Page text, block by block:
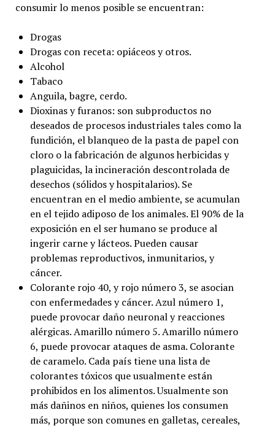
consumir lo menos posible se encuentran:
Drogas
Drogas con receta: opiáceos y otros.
Alcohol
Tabaco
Anguila, bagre, cerdo.
Dioxinas y furanos: son subproductos no
deseados de procesos industriales tales como la
fundición, el blanqueo de la pasta de papel con
cloro o la fabricación de algunos herbicidas y
plaguicidas, la incineración descontrolada de
desechos (sólidos y hospitalarios). Se
encuentran en el medio ambiente, se acumulan
en el tejido adiposo de los animales. El 90% de la
exposición en el ser humano se produce al
ingerir carne y lácteos. Pueden causar
problemas reproductivos, inmunitarios, y
cáncer.
Colorante rojo 40, y rojo número 3, se asocian
con enfermedades y cáncer. Azul número 1,
puede provocar daño neuronal y reacciones
alérgicas. Amarillo número 5. Amarillo número
6, puede provocar ataques de asma. Colorante
de caramelo. Cada país tiene una lista de
colorantes tóxicos que usualmente están
prohibidos en los alimentos. Usualmente son
más dañinos en niños, quienes los consumen
más, porque son comunes en galletas, cereales,